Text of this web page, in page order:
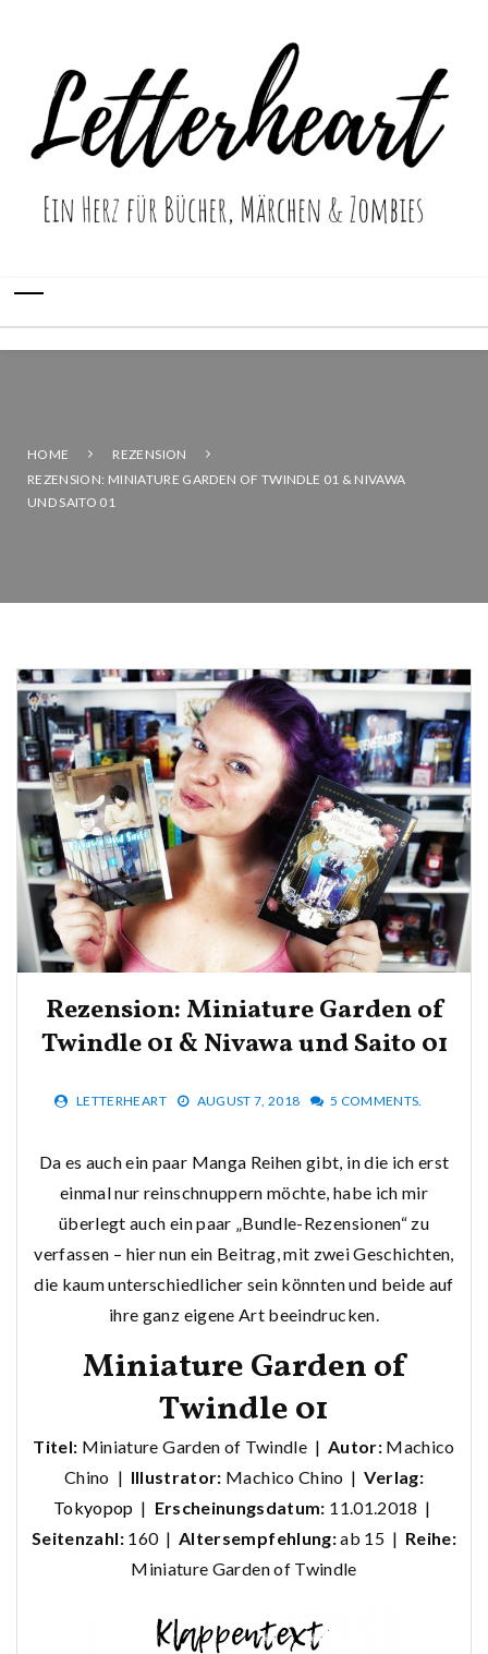
HOME
REZENSION
REZENSION: MINIATURE GARDEN OF TWINDLE 01 & NIVAWA
UND SAITO 01
Rezension: Miniature Garden of
Twindle 01 & Nivawa und Saito 01
LETTERHEART AUGUST 7, 2018 5 COMMENTS.
Da es auch ein paar Manga Reihen gibt, in die ich erst
einmal nur reinschnuppern möchte, habe ich mir
überlegt auch ein paar „Bundle-Rezensionen“ zu
verfassen – hier nun ein Beitrag, mit zwei Geschichten,
die kaum unterschiedlicher sein könnten und beide auf
ihre ganz eigene Art beeindrucken.
Miniature Garden of
Twindle 01
Titel: Miniature Garden of Twindle | Autor: Machico
Chino | Illustrator: Machico Chino |Verlag:
Tokyopop | Erscheinungsdatum: 11.01.2018 |
Seitenzahl: 160 | Altersempfehlung:ab 15 | Reihe:
Miniature Garden of Twindle